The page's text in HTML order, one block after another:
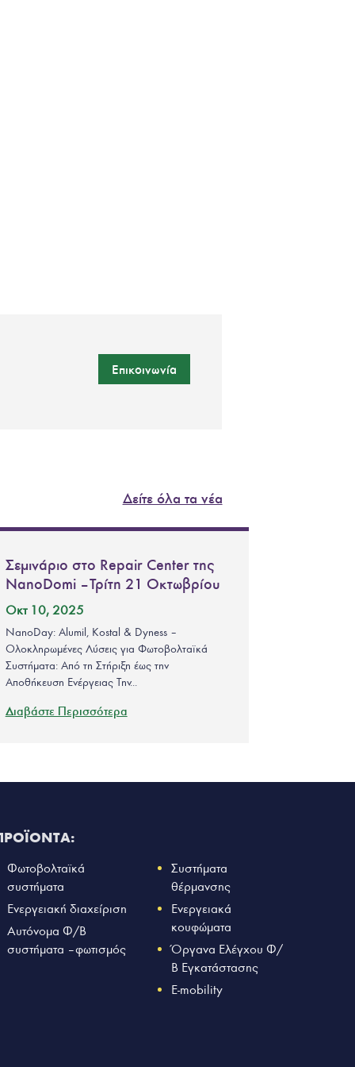
Επικοινωνία
Δείτε όλα τα νέα
Σεμινάριο στο Repair Center της
NanoDomi – Τρίτη 21 Οκτωβρίου
Οκτ 10, 2025
NanoDay: Alumil, Kostal & Dyness –
Ολοκληρωμένες Λύσεις για Φωτοβολταϊκά
Συστήματα: Από τη Στήριξη έως την
Αποθήκευση Ενέργειας Την...
Διαβάστε Περισσότερα
Φωτοβολταϊκά
συστήματα
Ενεργειακή διαχείριση
Αυτόνομα Φ/Β
συστήματα – φωτισμός
Συστήματα
θέρμανσης
Ενεργειακά
κουφώματα
Όργανα Ελέγχου Φ/
Β Εγκατάστασης
E-mobility